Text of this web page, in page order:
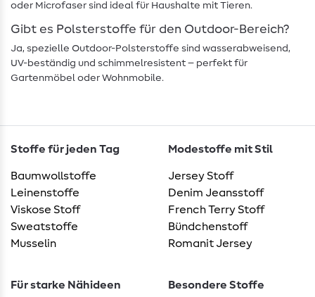
oder Microfaser sind ideal für Haushalte mit Tieren.
Gibt es Polsterstoffe für den Outdoor-Bereich?
Ja, spezielle Outdoor-Polsterstoffe sind wasserabweisend,
UV-beständig und schimmelresistent – perfekt für
Gartenmöbel oder Wohnmobile.
Stoffe für jeden Tag
Baumwollstoffe
Leinenstoffe
Viskose Stoff
Sweatstoffe
Musselin
Modestoffe mit Stil
Jersey Stoff
Denim Jeansstoff
French Terry Stoff
Bündchenstoff
Romanit Jersey
Für starke Nähideen Besondere Stoffe